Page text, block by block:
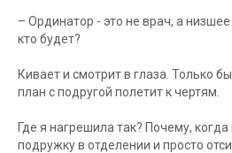
– Ординатор - это не врач, а
кто будет?
Кивает и смотрит в глаза. Только
план с подругой полетит к чертям.
Где я нагрешила так? Почему,
подружку в отделении и просто